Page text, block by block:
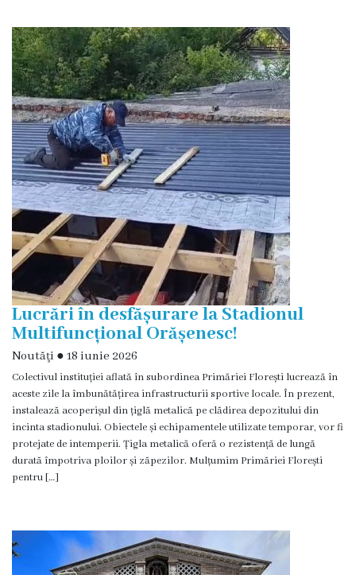
Proiecte
de
decizii
Procese
verbale
Educație
Clubul
„Luceafărul”
Grădiniţa
nr.2
„Porumbel”
Biblioteca
,,Ion
Grădiniţa
nr.9
Lucrări în desfășurare la Stadionul
Multifuncțional Orășenesc!
Noutăţi ● 18 iunie 2026
Colectivul instituției aflată în subordinea Primăriei Florești lucrează în
aceste zile la îmbunătățirea infrastructurii sportive locale. În prezent,
instalează acoperișul din țiglă metalică pe clădirea depozitului din
incinta stadionului. Obiectele și echipamentele utilizate temporar, vor fi
protejate de intemperii. Țigla metalică oferă o rezistență de lungă
durată împotriva ploilor și zăpezilor. Mulțumim Primăriei Florești
pentru […]